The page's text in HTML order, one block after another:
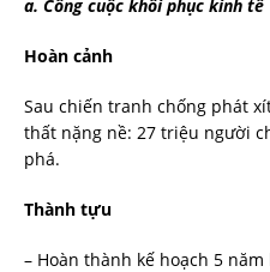
a. Công cuộc khôi phục kinh tế
Hoàn cảnh
Sau chiến tranh chống phát
thất nặng nề: 27 triệu người
phá.
Thành tựu
– Hoàn thành kế hoạch 5